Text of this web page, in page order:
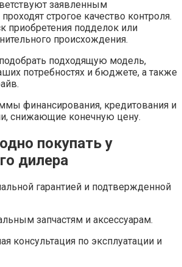
заявленным
строгое качество контроля.
приобретения подделок или
происхождения.
подходящую модель,
потребностях и бюджете, а также
финансирования, кредитования и
снижающие конечную цену.
покупать у
дилера
гарантией и подтвержденной
запчастям и аксессуарам.
консультация по эксплуатации и